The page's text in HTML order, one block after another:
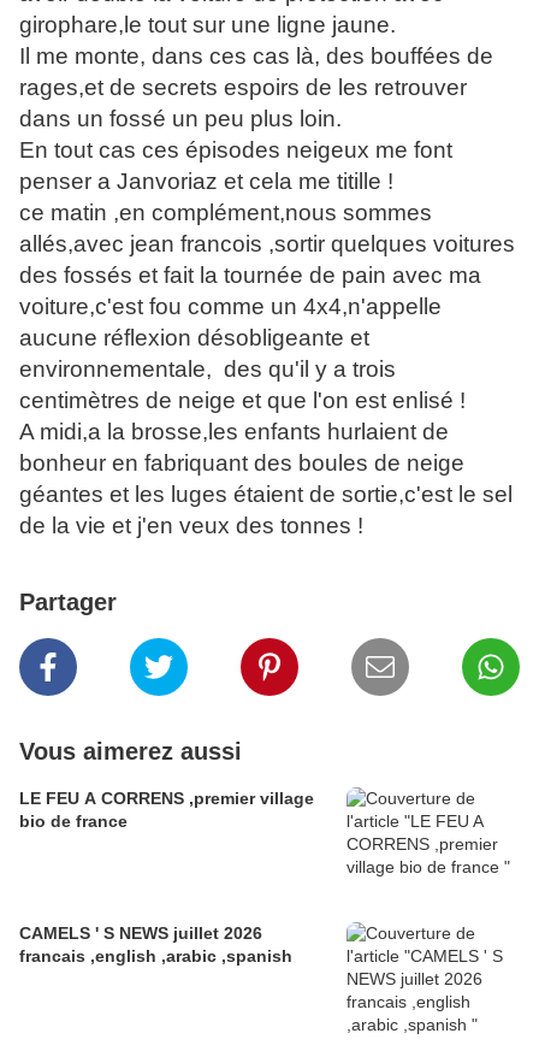
girophare,le tout sur une ligne jaune.
Il me monte, dans ces cas là, des bouffées de
rages,et de secrets espoirs de les retrouver
dans un fossé un peu plus loin.
En tout cas ces épisodes neigeux me font
penser a Janvoriaz et cela me titille !
ce matin ,en complément,nous sommes
allés,avec jean francois ,sortir quelques voitures
des fossés et fait la tournée de pain avec ma
voiture,c'est fou comme un 4x4,n'appelle
aucune réflexion désobligeante et
environnementale, des qu'il y a trois
centimètres de neige et que l'on est enlisé !
A midi,a la brosse,les enfants hurlaient de
bonheur en fabriquant des boules de neige
géantes et les luges étaient de sortie,c'est le sel
de la vie et j'en veux des tonnes !
Partager
Vous aimerez aussi
LE FEU A CORRENS ,premier village
bio de france
CAMELS ' S NEWS juillet 2026
francais ,english ,arabic ,spanish